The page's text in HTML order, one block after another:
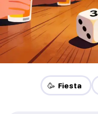
🥳 Fiesta